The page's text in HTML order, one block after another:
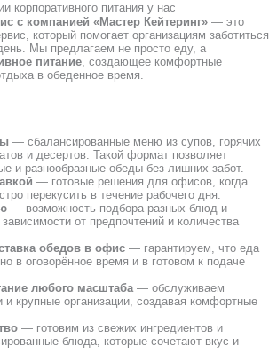
корпоративного питания у нас
с компанией «Мастер Кейтеринг» — это
который помогает организациям заботиться
Мы предлагаем не просто еду, а
питание, создающее комфортные
в обеденное время.
— сбалансированные меню из супов, горячих
и десертов. Такой формат позволяет
и разнообразные обеды без лишних забот.
— готовые решения для офисов, когда
перекусить в течение рабочего дня.
— возможность подбора разных блюд и
от предпочтений и количества
обедов в офис — гарантируем, что еда
в оговорённое время и в готовом к подаче
любого масштаба — обслуживаем
и крупные организации, создавая комфортные
— готовим из свежих ингредиентов и
блюда, которые сочетают вкус и